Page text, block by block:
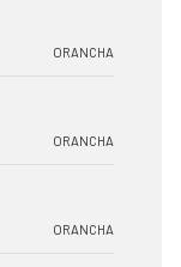
ORANCHA
ORANCHA
ORANCHA